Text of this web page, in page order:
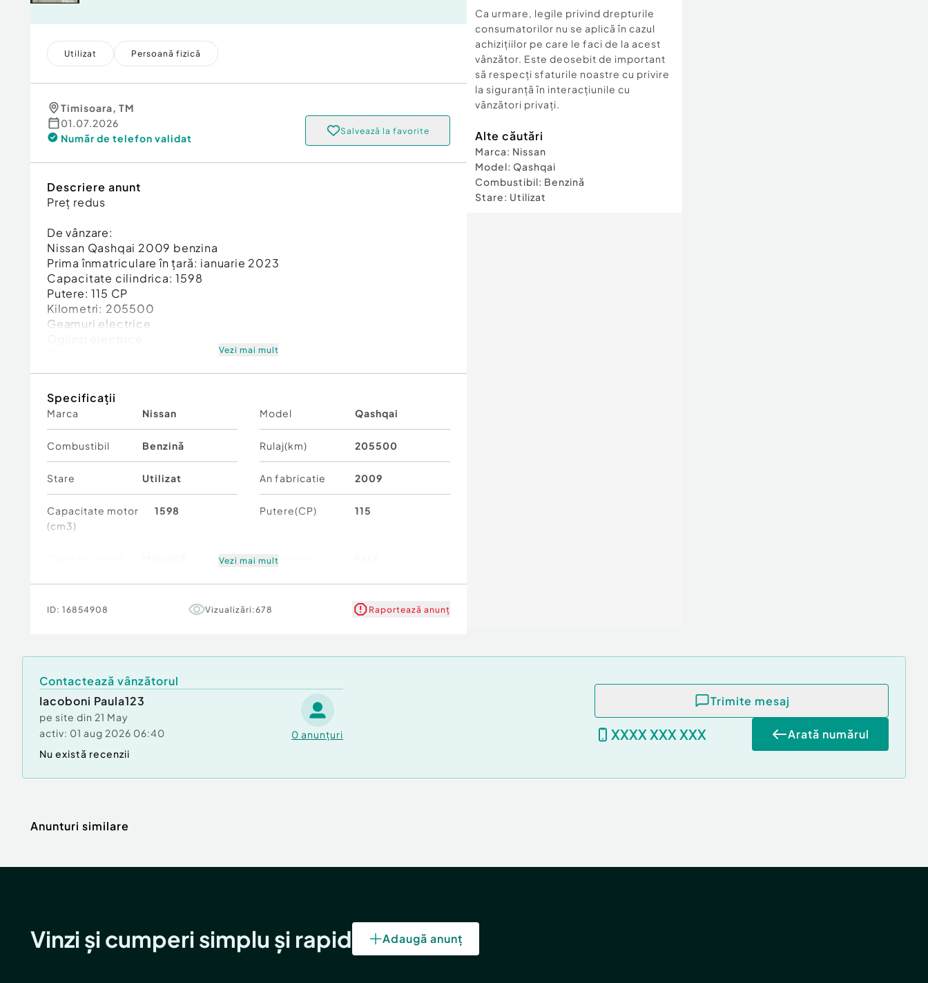
Utilizat Persoană fizică
Timisoara, TM
01.07.2026
Număr de telefon validat
Salvează la favorite
Descriere anunt
Preț redus
De vânzare:
Nissan Qashqai 2009 benzina
Prima înmatriculare în țară: ianuarie 2023
Capacitate cilindrica: 1598
Putere: 115 CP
Kilometri: 205500
Geamuri electrice
Stare buna de functionare
Telefon contact:
Preț: 4700 Euro, ușor negociabil.
Vezi mai mult
Specificații
Marca Nissan Model Qashqai
Combustibil Benzină Rulaj(km) 205500
Stare Utilizat An fabricatie 2009
Capacitate motor
(cm3)
1598 Putere(CP) 115
Transmisie
Tara de origine România Norma de poluare Euro 4
Audio si
Conectivitate
Bluetooth Tapiterie
Tip cauciucuri
Anvelope Iarna, A
Climatizare
Vezi mai mult
ID: 16854908 Vizualizări:678 Raportează anunț
Ca urmare, legile privind drepturile
consumatorilor nu se aplică în cazul
achizițiilor pe care le faci de la acest
vânzător. Este deosebit de important
să respecți sfaturile noastre cu privire
la siguranță în interacțiunile cu
vânzători privați.
Alte căutări
Marca: Nissan
Model: Qashqai
Combustibil: Benzină
Stare: Utilizat
Contactează vânzătorul
Iacoboni Paula123
pe site din 21 May
activ: 01 aug 2026 06:40 0 anunțuri
Nu există recenzii
Trimite mesaj
XXXX XXX XXX Arată numărul
Anunturi similare
Vinzi și cumperi simplu și rapid Adaugă anunț